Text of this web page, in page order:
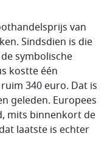
van
Sindsdien is die
symbolische
kostte één
340 euro. Dat is
geleden. Europees
mits binnenkort de
laatste is echter